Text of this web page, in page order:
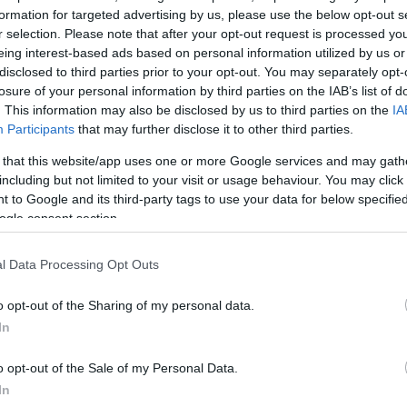
for targeted advertising by us, please use the below opt-out
selection. Please note that after your opt-out request is processed
interest-based ads based on personal information utilized by us
to third parties prior to your opt-out. You may separately
of your personal information by third parties on the IAB’s list of
This information may also be disclosed by us to third parties on the
Participants that may further disclose it to other third parties.
that this website/app uses one or more Google services and may
but not limited to your visit or usage behaviour. You may
to Google and its third-party tags to use your data for below
consent section.
Data Processing Opt Outs
opt-out of the Sharing of my personal data.
opt-out of the Sale of my Personal Data.
επιθυμώ να σας υποβάλω την παραίτησή
Γραμματέα Χωρικού Σχεδιασμού και Αστικού
Υπουργείου Περιβάλλοντος και Ενέργειας για
και αφού έκλεισε ένας σημαντικός κύκλος της